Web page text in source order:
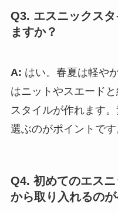
Q3. エスニックス
ますか？
A: はい。春夏は軽や
はニットやスエード
スタイルが作れます
選ぶのがポイントです
Q4. 初めてのエス
から取り入れるのが